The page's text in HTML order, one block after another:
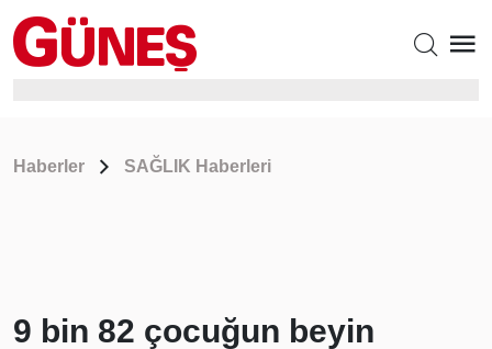
Haberler SAĞLIK Haberleri
9 bin 82 çocuğun beyin